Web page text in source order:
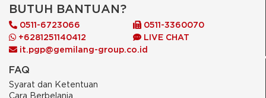
BUTUH BANTUAN?
0511-6723066
0511-3360070
+6281251140412
LIVE CHAT
it.pgp@gemilang-group.co.id
FAQ
Syarat dan Ketentuan
Cara Berbelanja